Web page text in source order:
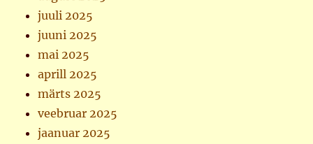
juuli 2025
juuni 2025
mai 2025
aprill 2025
märts 2025
veebruar 2025
jaanuar 2025